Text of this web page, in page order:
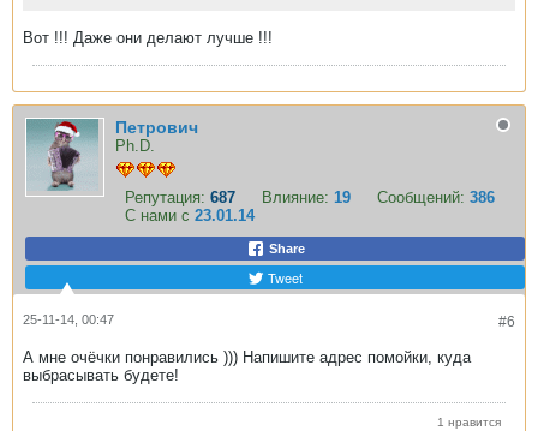
Вот !!! Даже они делают лучше !!!
Петрович
Ph.D.
Репутация: 687 Влияние: 19 Сообщений: 386
С нами с 23.01.14
Share
Tweet
#6
25-11-14, 00:47
А мне очёчки понравились ))) Напишите адрес помойки, куда
выбрасывать будете!
1 нравится